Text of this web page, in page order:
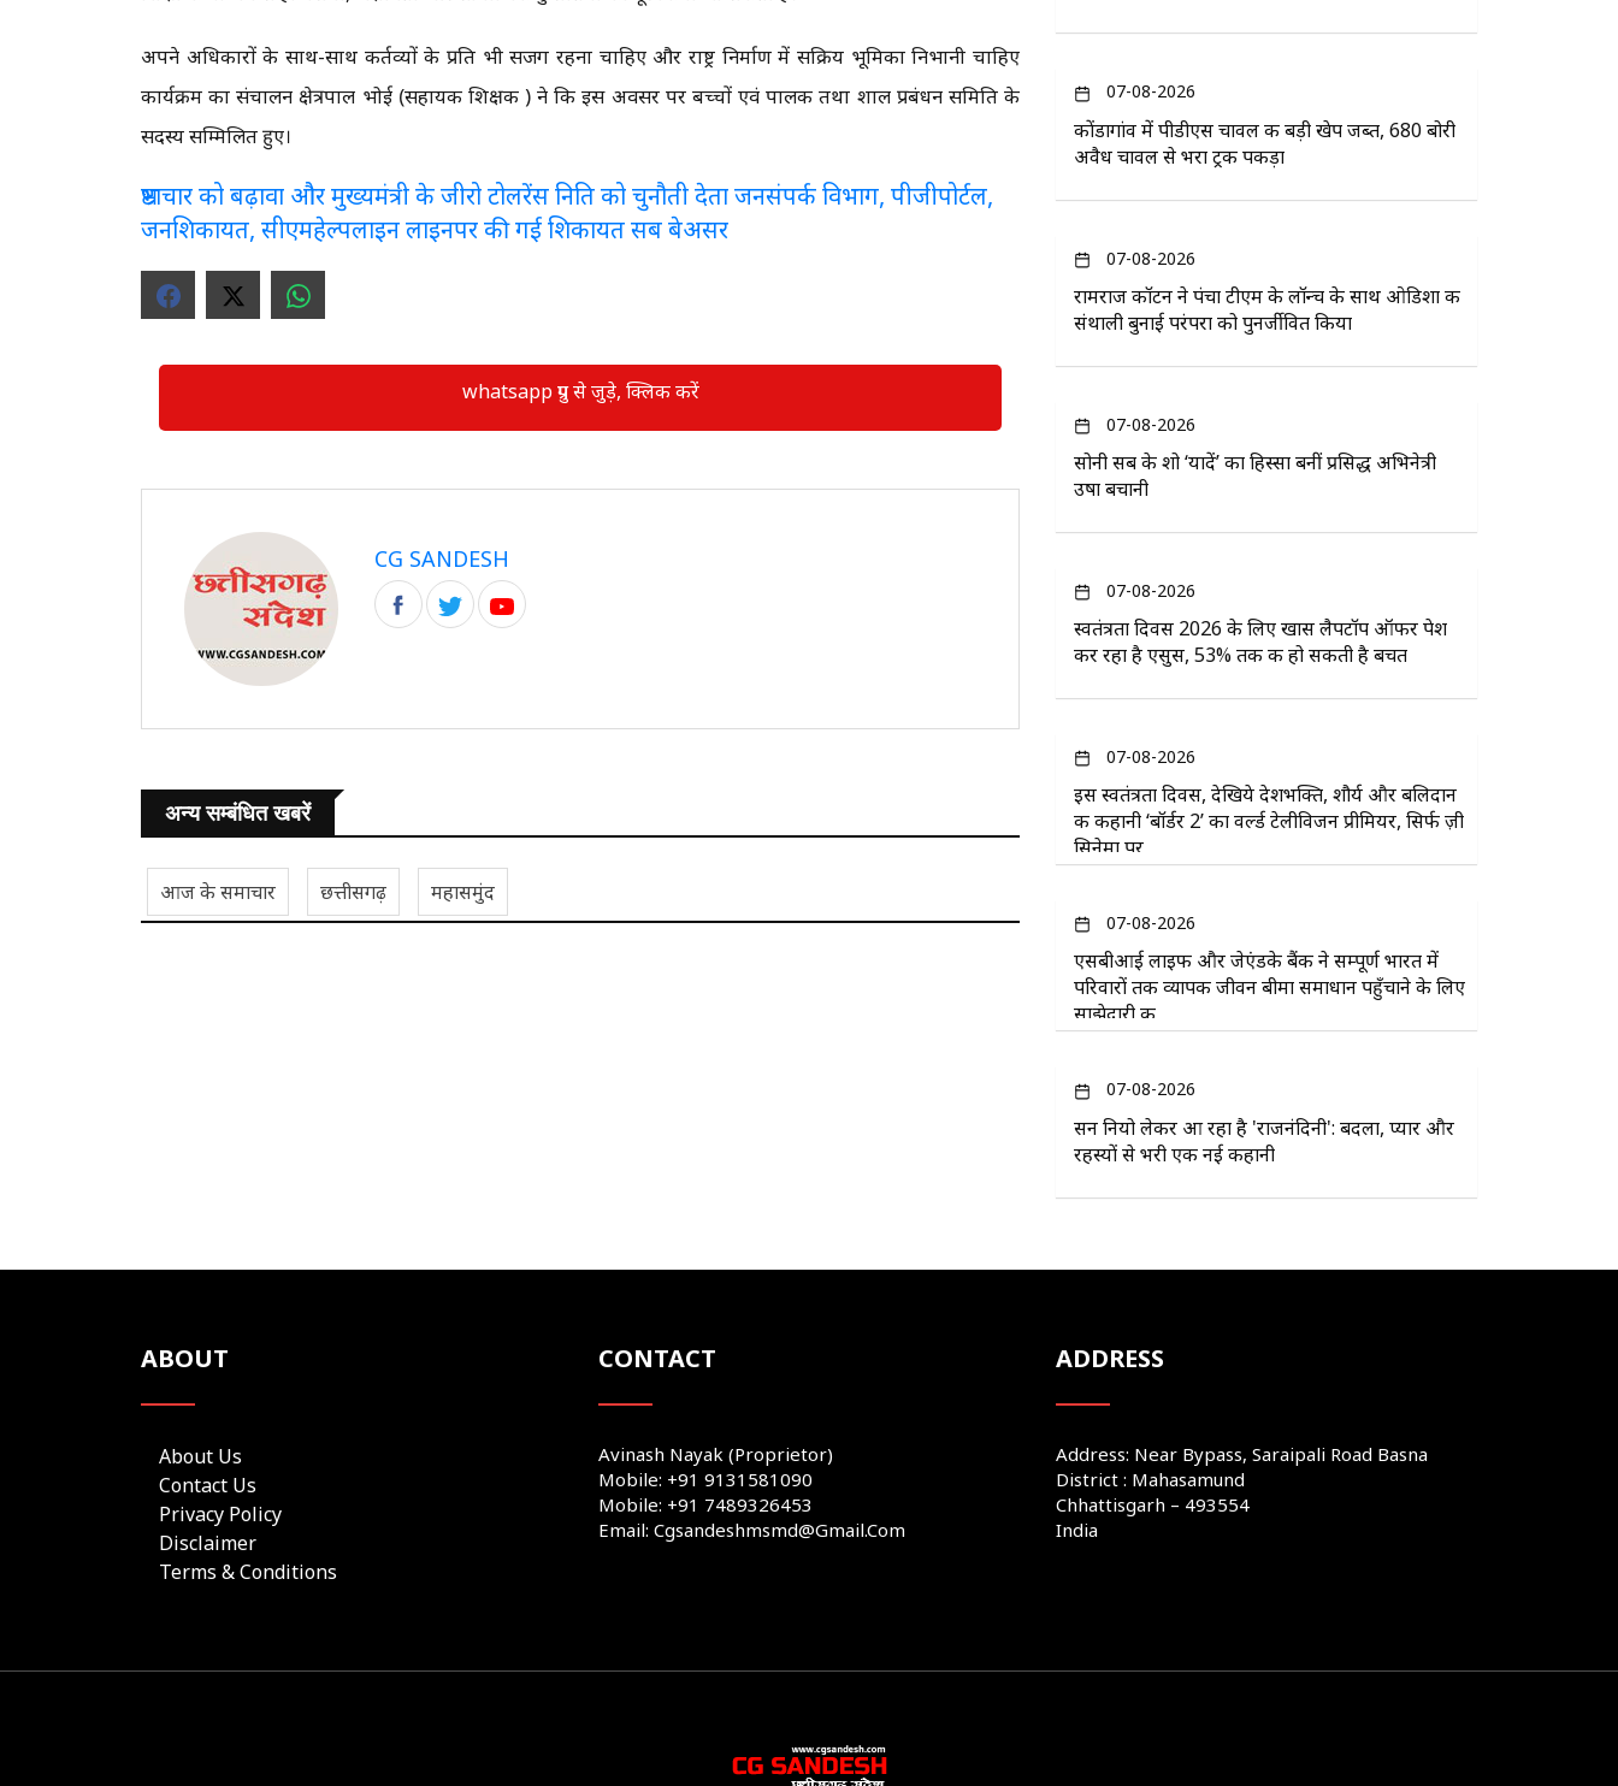
अपने अधिकारों के साथ-साथ कर्तव्यों के प्रति भी सजग रहना चाहिए और राष्ट्र निर्माण में सक्रिय भूमिका निभानी चाहिए
कार्यक्रम का संचालन क्षेत्रपाल भोई (सहायक शिक्षक ) ने कि इस अवसर पर बच्चों एवं पालक तथा शाल प्रबंधन समिति के
सदस्य सम्मिलित हुए।
भ्रष्टाचार को बढ़ावा और मुख्यमंत्री के जीरो टोलरेंस निति को चुनौती देता जनसंपर्क विभाग, पीजीपोर्टल,
जनशिकायत, सीएमहेल्पलाइन लाइनपर की गई शिकायत सब बेअसर
whatsapp ग्रुप से जुड़े, क्लिक करें
CG SANDESH
अन्य सम्बंधित खबरें
आज के समाचार छत्तीसगढ़ महासमुंद
07-08-2026
कोंडागांव में पीडीएस चावल की बड़ी खेप जब्त, 680 बोरी
अवैध चावल से भरा ट्रक पकड़ा
07-08-2026
रामराज कॉटन ने पंचा टीएम के लॉन्च के साथ ओडिशा की
संथाली बुनाई परंपरा को पुनर्जीवित किया
07-08-2026
सोनी सब के शो ‘यादें’ का हिस्सा बनीं प्रसिद्ध अभिनेत्री
उषा बचानी
07-08-2026
स्वतंत्रता दिवस 2026 के लिए खास लैपटॉप ऑफर पेश
कर रहा है एसुस, 53% तक की हो सकती है बचत
07-08-2026
इस स्वतंत्रता दिवस, देखिये देशभक्ति, शौर्य और बलिदान
की कहानी ‘बॉर्डर 2’ का वर्ल्ड टेलीविजन प्रीमियर, सिर्फ ज़ी
सिनेमा पर
07-08-2026
एसबीआई लाइफ और जेएंडके बैंक ने सम्पूर्ण भारत में
परिवारों तक व्यापक जीवन बीमा समाधान पहुँचाने के लिए
साझेदारी की
07-08-2026
सन नियो लेकर आ रहा है 'राजनंदिनी': बदला, प्यार और
रहस्यों से भरी एक नई कहानी
ABOUT
About Us
Contact Us
Privacy Policy
Disclaimer
Terms & Conditions
CONTACT
Avinash Nayak (Proprietor)
Mobile: +91 9131581090
Mobile: +91 7489326453
Email: Cgsandeshmsmd@gmail.com
ADDRESS
Address: Near Bypass, Saraipali Road Basna
District : Mahasamund
Chhattisgarh – 493554
India